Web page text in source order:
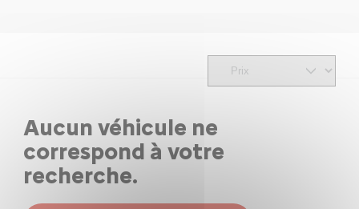
Aucun véhicule ne
correspond à votre
recherche.